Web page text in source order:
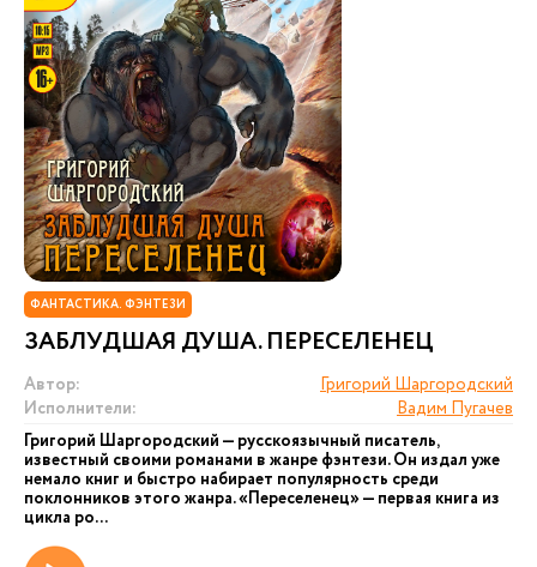
ФАНТАСТИКА. ФЭНТЕЗИ
ЗАБЛУДШАЯ ДУША. ПЕРЕСЕЛЕНЕЦ
Автор:
Григорий Шаргородский
Исполнители:
Вадим Пугачев
Григорий Шаргородский — русскоязычный писатель,
известный своими романами в жанре фэнтези. Он издал уже
немало книг и быстро набирает популярность среди
поклонников этого жанра. «Переселенец» — первая книга из
цикла ро...